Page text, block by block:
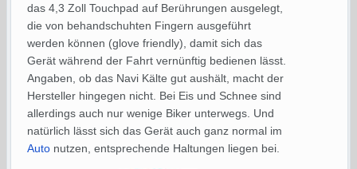
das 4,3 Zoll Touchpad auf Berührungen ausgelegt,
die von behandschuhten Fingern ausgeführt
werden können (glove friendly), damit sich das
Gerät während der Fahrt vernünftig bedienen lässt.
Angaben, ob das Navi Kälte gut aushält, macht der
Hersteller hingegen nicht. Bei Eis und Schnee sind
allerdings auch nur wenige Biker unterwegs. Und
natürlich lässt sich das Gerät auch ganz normal im
Auto nutzen, entsprechende Haltungen liegen bei.